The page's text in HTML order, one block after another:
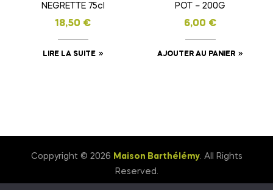
NEGRETTE 75cl
18,50 €
LIRE LA SUITE
POT – 200G
6,00 €
AJOUTER AU PANIER
Coppyright © 2026 Maison Barthélémy. All Rights
Reserved.